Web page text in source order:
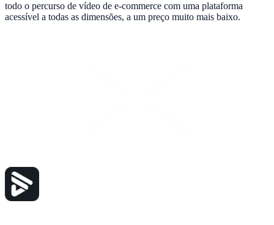
todo o percurso de vídeo de e-commerce com uma plataforma
acessível a todas as dimensões, a um preço muito mais baixo.